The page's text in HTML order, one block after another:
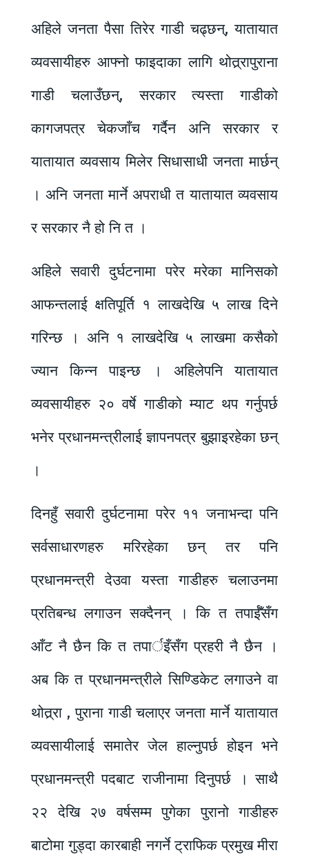
अहिले जनता पैसा तिरेर गाडी चढ्छन्, यातायात
व्यवसायीहरु आफ्नो फाइदाका लागि थोत्र्रापुराना
गाडी चलाउँछन्, सरकार त्यस्ता गाडीको
कागजपत्र चेकजाँच गर्दैन अनि सरकार र
यातायात व्यवसाय मिलेर सिधासाधी जनता मार्छन्
। अनि जनता मार्ने अपराधी त यातायात व्यवसाय
र सरकार नै हो नि त ।
अहिले सवारी दुर्घटनामा परेर मरेका मानिसको
आफन्तलाई क्षतिपूर्ति १ लाखदेखि ५ लाख दिने
गरिन्छ । अनि १ लाखदेखि ५ लाखमा कसैको
ज्यान किन्न पाइन्छ । अहिलेपनि यातायात
व्यवसायीहरु २० वर्षे गाडीको म्याट थप गर्नुपर्छ
भनेर प्रधानमन्त्रीलाई ज्ञापनपत्र बुझाइरहेका छन्
।
दिनहुँ सवारी दुर्घटनामा परेर ११ जनाभन्दा पनि
सर्वसाधारणहरु मरिरहेका छन् तर पनि
प्रधानमन्त्री देउवा यस्ता गाडीहरु चलाउनमा
प्रतिबन्ध लगाउन सक्दैनन् । कि त तपाईँसँग
आँट नै छैन कि त तपार्इँसँग प्रहरी नै छैन ।
अब कि त प्रधानमन्त्रीले सिण्डिकेट लगाउने वा
थोत्र्रा , पुराना गाडी चलाएर जनता मार्ने यातायात
व्यवसायीलाई समातेर जेल हाल्नुपर्छ होइन भने
प्रधानमन्त्री पदबाट राजीनामा दिनुपर्छ । साथै
२२ देखि २७ वर्षसम्म पुगेका पुरानो गाडीहरु
बाटोमा गुड्दा कारबाही नगर्ने ट्राफिक प्रमुख मीरा